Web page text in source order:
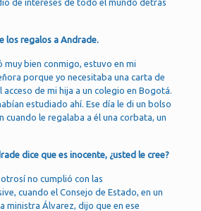
de intereses de todo el mundo detrás
los regalos a Andrade.
bien conmigo, estuvo en mi
porque yo necesitaba una carta de
de mi hija a un colegio en Bogotá.
estudiado ahí. Ese día le di un bolso
cuando le regalaba a él una corbata, un
dice que es inocente, ¿usted le cree?
no cumplió con las
cuando el Consejo de Estado, en un
ministra Álvarez, dijo que en ese